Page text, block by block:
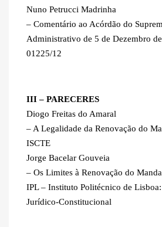
Nuno Petrucci Madrinha
– Comentário ao Acórdão do
Administrativo de 5 de Dezembro
01225/12
III – PARECERES
Diogo Freitas do Amaral
– A Legalidade da Renovação do
ISCTE
Jorge Bacelar Gouveia
– Os Limites à Renovação do
IPL – Instituto Politécnico de
Jurídico-Constitucional